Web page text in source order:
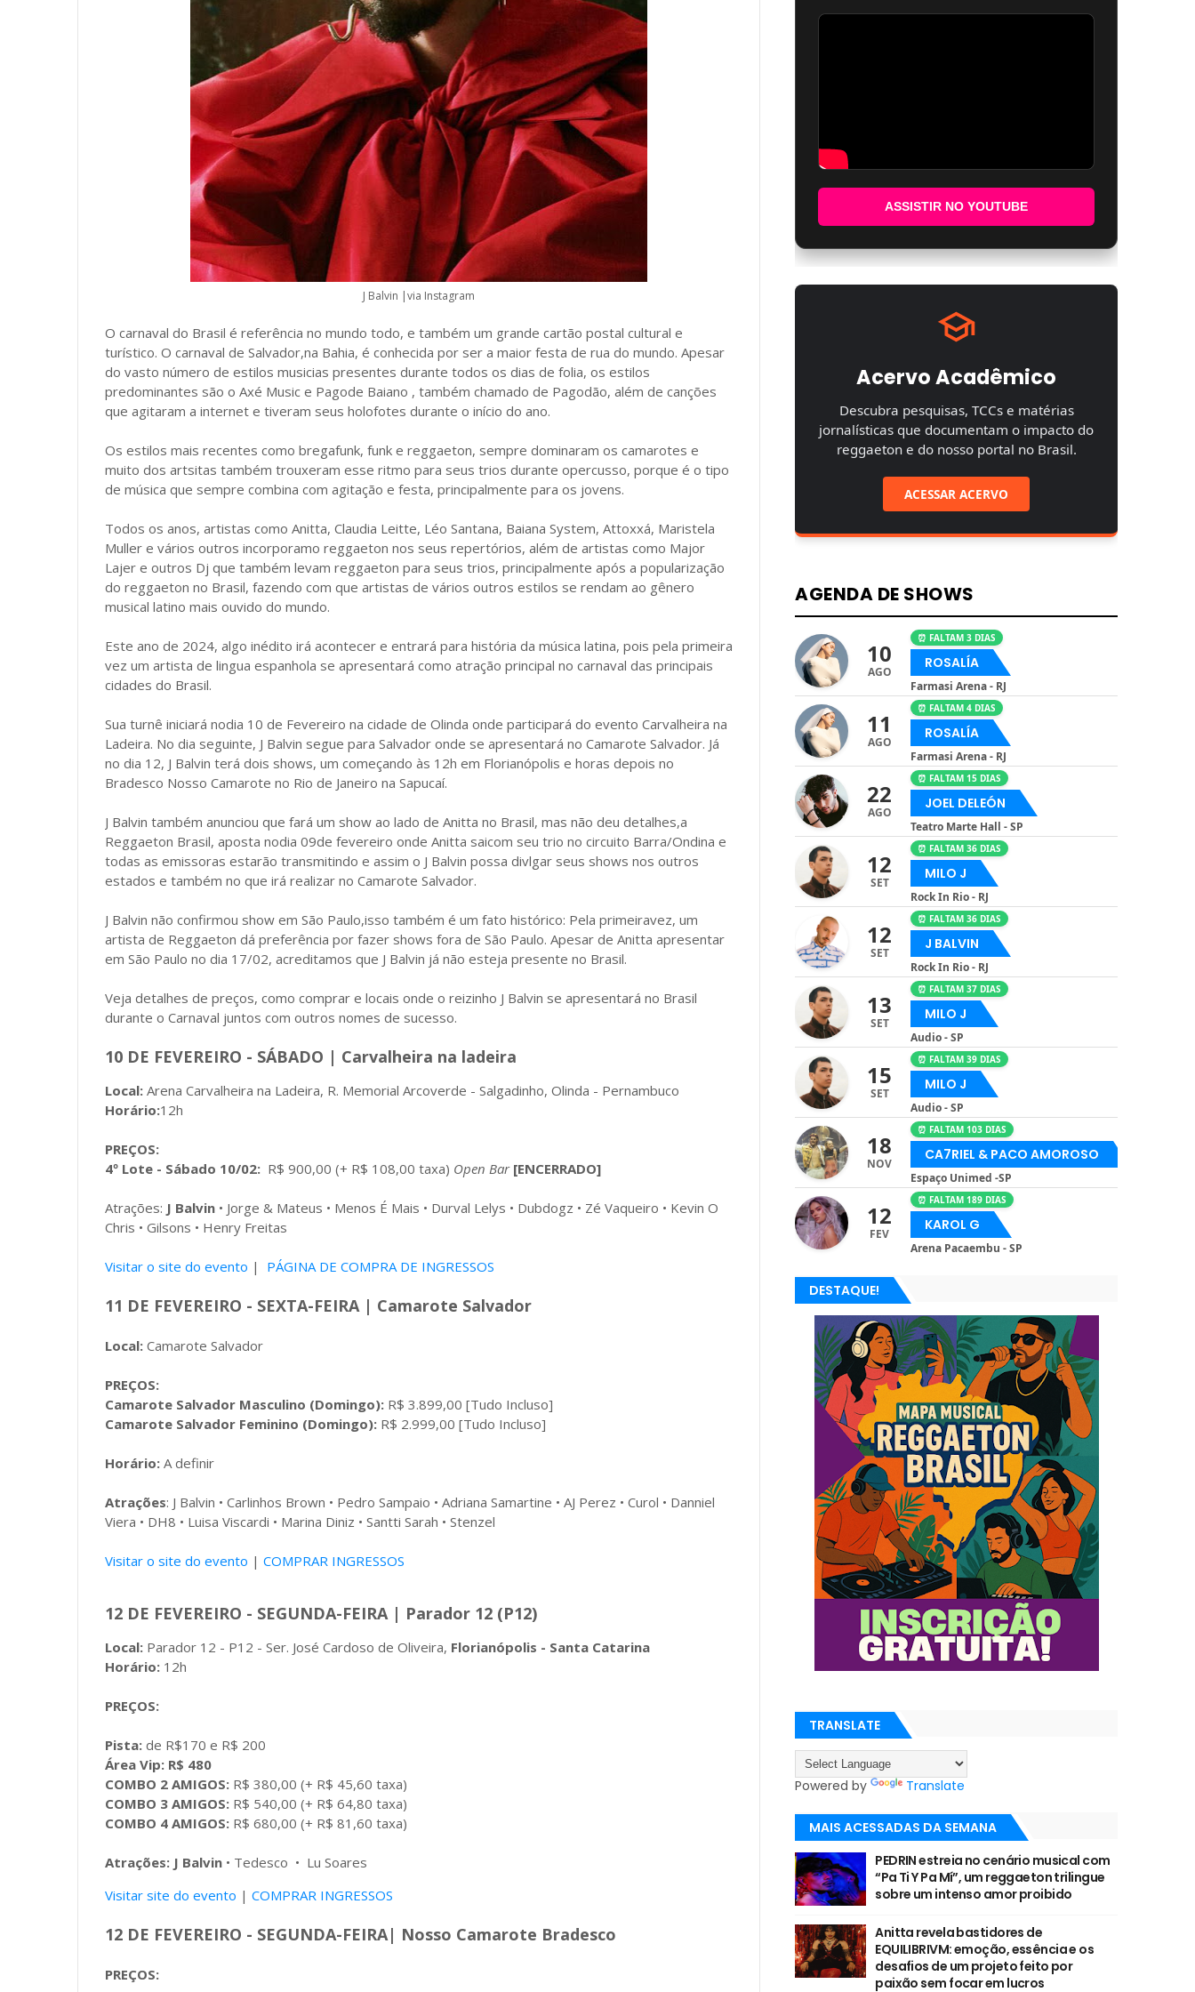
J Balvin |via Instagram
O carnaval do Brasil é referência no mundo todo, e também um grande cartão postal cultural e
turístico. O carnaval de Salvador,na Bahia, é conhecida por ser a maior festa de rua do mundo. Apesar
do vasto número de estilos musicias presentes durante todos os dias de folia, os estilos
predominantes são o Axé Music e Pagode Baiano , também chamado de Pagodão, além de canções
que agitaram a internet e tiveram seus holofotes durante o início do ano.
Os estilos mais recentes como bregafunk, funk e reggaeton, sempre dominaram os camarotes e
muito dos artsitas também trouxeram esse ritmo para seus trios durante opercusso, porque é o tipo
de música que sempre combina com agitação e festa, principalmente para os jovens.
Todos os anos, artistas como Anitta, Claudia Leitte, Léo Santana, Baiana System, Attoxxá, Maristela
Muller e vários outros incorporamo reggaeton nos seus repertórios, além de artistas como Major
Lajer e outros Dj que também levam reggaeton para seus trios, principalmente após a popularização
do reggaeton no Brasil, fazendo com que artistas de vários outros estilos se rendam ao gênero
musical latino mais ouvido do mundo.
Este ano de 2024, algo inédito irá acontecer e entrará para história da música latina, pois pela primeira
vez um artista de lingua espanhola se apresentará como atração principal no carnaval das principais
cidades do Brasil.
Sua turnê iniciará nodia 10 de Fevereiro na cidade de Olinda onde participará do evento Carvalheira na
Ladeira. No dia seguinte, J Balvin segue para Salvador onde se apresentará no Camarote Salvador. Já
no dia 12, J Balvin terá dois shows, um começando às 12h em Florianópolis e horas depois no
Bradesco Nosso Camarote no Rio de Janeiro na Sapucaí.
J Balvin também anunciou que fará um show ao lado de Anitta no Brasil, mas não deu detalhes,a
Reggaeton Brasil, aposta nodia 09de fevereiro onde Anitta saicom seu trio no circuito Barra/Ondina e
todas as emissoras estarão transmitindo e assim o J Balvin possa divlgar seus shows nos outros
estados e também no que irá realizar no Camarote Salvador.
J Balvin não confirmou show em São Paulo,isso também é um fato histórico: Pela primeiravez, um
artista de Reggaeton dá preferência por fazer shows fora de São Paulo. Apesar de Anitta apresentar
em São Paulo no dia 17/02, acreditamos que J Balvin já não esteja presente no Brasil.
Veja detalhes de preços, como comprar e locais onde o reizinho J Balvin se apresentará no Brasil
durante o Carnaval juntos com outros nomes de sucesso.
10 DE FEVEREIRO - SÁBADO | Carvalheira na ladeira
Local: Arena Carvalheira na Ladeira, R. Memorial Arcoverde - Salgadinho, Olinda - Pernambuco
Horário:12h
PREÇOS:
4º Lote - Sábado 10/02: R$ 900,00 (+ R$ 108,00 taxa) Open Bar [ENCERRADO]
Atrações: J Balvin • Jorge & Mateus • Menos É Mais • Durval Lelys • Dubdogz • Zé Vaqueiro • Kevin O
Chris • Gilsons • Henry Freitas
Visitar o site do evento | PÁGINA DE COMPRA DE INGRESSOS
11 DE FEVEREIRO - SEXTA-FEIRA | Camarote Salvador
Local: Camarote Salvador
PREÇOS:
Camarote Salvador Masculino (Domingo): R$ 3.899,00 [Tudo Incluso]
Camarote Salvador Feminino (Domingo): R$ 2.999,00 [Tudo Incluso]
Horário: A definir
Atrações: J Balvin • Carlinhos Brown • Pedro Sampaio • Adriana Samartine • AJ Perez • Curol • Danniel
Viera • DH8 • Luisa Viscardi • Marina Diniz • Santti Sarah • Stenzel
Visitar o site do evento | COMPRAR INGRESSOS
12 DE FEVEREIRO - SEGUNDA-FEIRA | Parador 12 (P12)
Local: Parador 12 - P12 - Ser. José Cardoso de Oliveira, Florianópolis - Santa Catarina
Horário: 12h
PREÇOS:
Pista: de R$170 e R$ 200
Área Vip: R$ 480
COMBO 2 AMIGOS: R$ 380,00 (+ R$ 45,60 taxa)
COMBO 3 AMIGOS: R$ 540,00 (+ R$ 64,80 taxa)
COMBO 4 AMIGOS: R$ 680,00 (+ R$ 81,60 taxa)
Atrações: J Balvin • Tedesco • Lu Soares
Visitar site do evento | COMPRAR INGRESSOS
12 DE FEVEREIRO - SEGUNDA-FEIRA| Nosso Camarote Bradesco
PREÇOS:
ASSISTIR NO YOUTUBE
Acervo Acadêmico
Descubra pesquisas, TCCs e matérias
jornalísticas que documentam o impacto do
reggaeton e do nosso portal no Brasil.
ACESSAR ACERVO
AGENDA DE SHOWS
10
AGO
⏰ FALTAM 3 DIAS
ROSALÍA
Farmasi Arena - RJ
11
AGO
⏰ FALTAM 4 DIAS
ROSALÍA
Farmasi Arena - RJ
22
AGO
⏰ FALTAM 15 DIAS
JOEL DELEÓN
Teatro Marte Hall - SP
12
SET
⏰ FALTAM 36 DIAS
MILO J
Rock In Rio - RJ
12
SET
⏰ FALTAM 36 DIAS
J BALVIN
Rock In Rio - RJ
13
SET
⏰ FALTAM 37 DIAS
MILO J
Audio - SP
15
SET
⏰ FALTAM 39 DIAS
MILO J
Audio - SP
18
NOV
⏰ FALTAM 103 DIAS
CA7RIEL & PACO AMOROSO
Espaço Unimed -SP
12
FEV
⏰ FALTAM 189 DIAS
KAROL G
Arena Pacaembu - SP
DESTAQUE!
TRANSLATE
Powered by Translate
MAIS ACESSADAS DA SEMANA
PEDRIN estreia no cenário musical com
“Pa Ti Y Pa Mí”, um reggaeton trilingue
sobre um intenso amor proibido
Anitta revela bastidores de
EQUILIBRIVM: emoção, essência e os
desafios de um projeto feito por
paixão sem focar em lucros